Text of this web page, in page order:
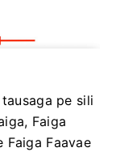
pe sili
Faiga
Faiga Faavae